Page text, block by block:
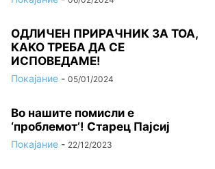
ОДЛИЧЕН ПРИРАЧНИК ЗА ТОА,
КАКО ТРЕБА ДА СЕ
ИСПОВЕДАМЕ!
Покајание - 05/01/2024
Во нашите помисли е
‘проблемот’! Старец Пајсиј
Покајание - 22/12/2023